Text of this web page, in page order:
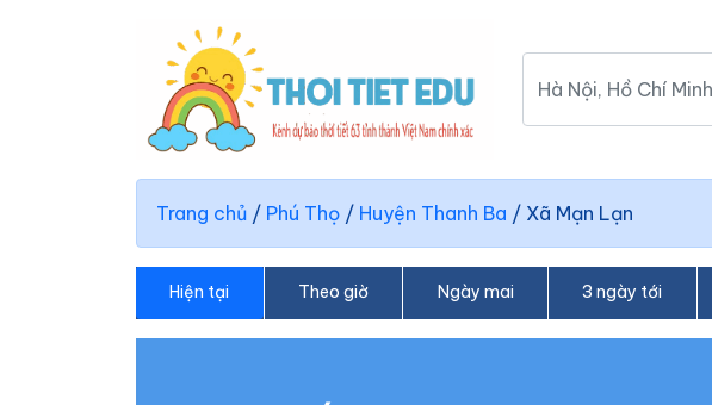
Trang chủ / Phú Thọ / Huyện Thanh Ba / Xã Mạn Lạn
Hiện tại Theo giờ Ngày mai 3 ngày tới